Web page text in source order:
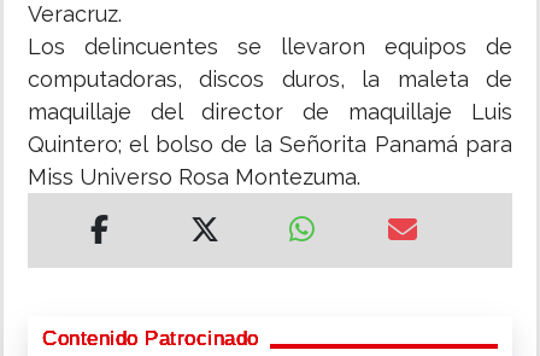
Veracruz.
Los delincuentes se llevaron equipos de
computadoras, discos duros, la maleta de
maquillaje del director de maquillaje Luis
Quintero; el bolso de la Señorita Panamá para
Miss Universo Rosa Montezuma.
Contenido Patrocinado